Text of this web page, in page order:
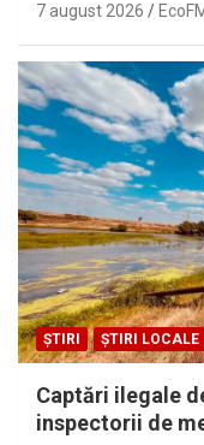
7 august 2026
ȘTIRI ȘTIRI LOCALE
Captări ilegale
inspectorii de